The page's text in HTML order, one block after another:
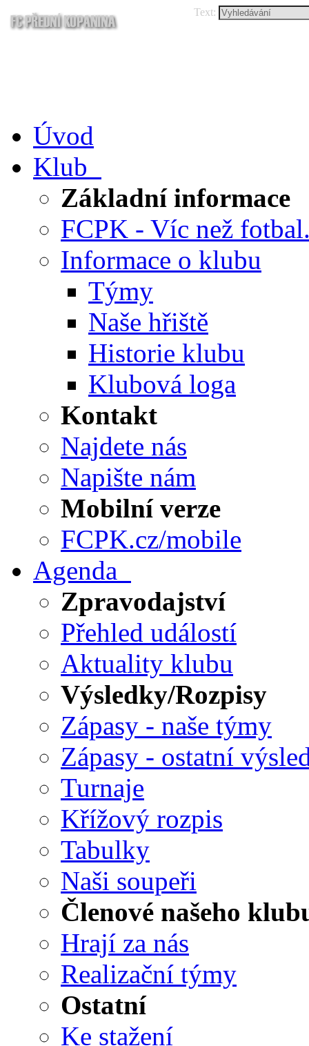
Text:
Úvod
Klub
Základní informace
FCPK - Víc než
Informace o klubu
Týmy
Naše hřiště
Historie klubu
Klubová loga
Kontakt
Najdete nás
Napište nám
Mobilní verze
FCPK.cz/mobile
Agenda
Zpravodajství
Přehled událostí
Aktuality klubu
Výsledky/Rozpisy
Zápasy - naše týmy
Zápasy - ostatní
Turnaje
Křížový rozpis
Tabulky
Naši soupeři
Členové našeho
Hrají za nás
Realizační týmy
Ostatní
Ke stažení